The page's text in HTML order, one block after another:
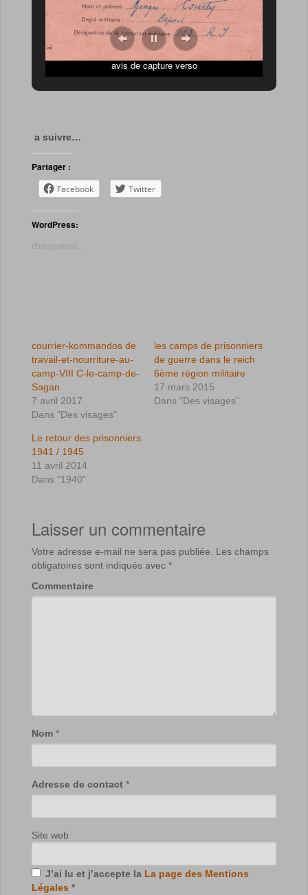
avis de capture verso
a suivre…
Partager :
Facebook Twitter
WordPress:
chargement…
courrier-kommandos de
travail-et-nourriture-au-
camp-VIII C-le-camp-de-
Sagan
7 avril 2017
Dans "Des visages"
les camps de prisonniers
de guerre dans le reich
6ème région militaire
17 mars 2015
Dans "Des visages"
Le retour des prisonniers
1941 / 1945
11 avril 2014
Dans "1940"
Laisser un commentaire
Votre adresse e-mail ne sera pas publiée.
Les champs
obligatoires sont indiqués avec *
Commentaire
Nom *
Adresse de contact *
Site web
J’ai lu et j’accepte la La page des Mentions
Légales *